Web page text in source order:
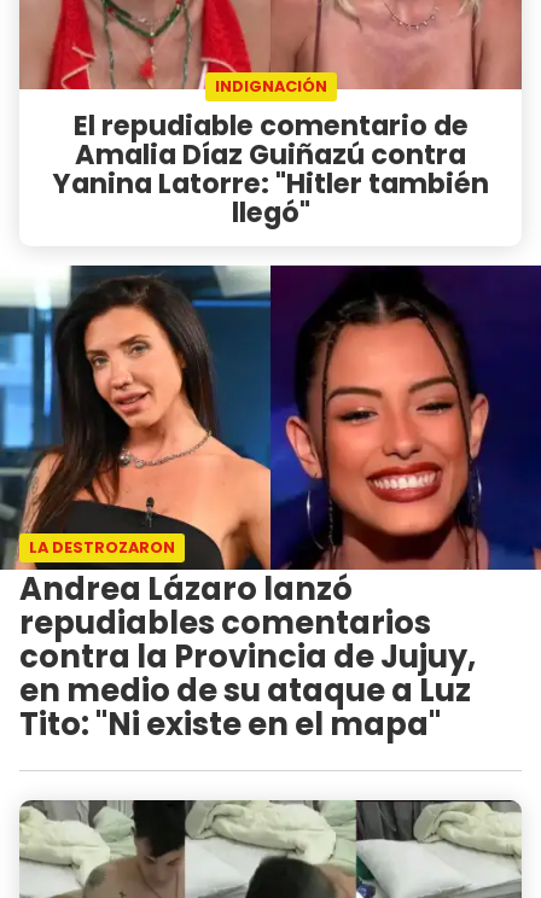
INDIGNACIÓN
El repudiable comentario de
Amalia Díaz Guiñazú contra
Yanina Latorre: "Hitler también
llegó"
LA DESTROZARON
Andrea Lázaro lanzó
repudiables comentarios
contra la Provincia de Jujuy,
en medio de su ataque a Luz
Tito: "Ni existe en el mapa"